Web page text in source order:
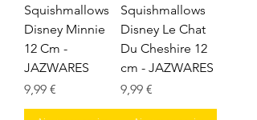
Squishmallows
Disney Minnie
12 Cm -
JAZWARES
Prix
9,99 €
Squishmallows
Disney Le Chat
Du Cheshire 12
cm - JAZWARES
Prix
9,99 €